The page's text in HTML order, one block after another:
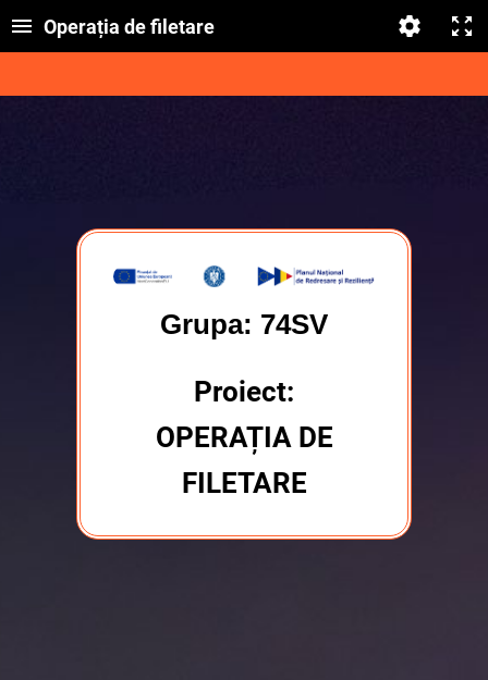
Operația de filetare
Grupa: 74SV
Proiect:
OPERAȚIA DE
FILETARE